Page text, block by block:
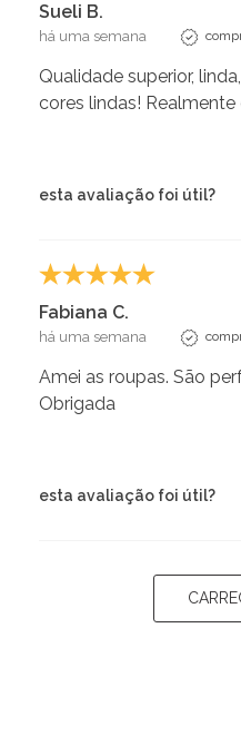
Sueli B.
há uma semana
Qualidade superior,
cores lindas! Realmente
esta avaliação foi útil?
Fabiana C.
há uma semana
Amei as roupas. São
Obrigada
esta avaliação foi útil?